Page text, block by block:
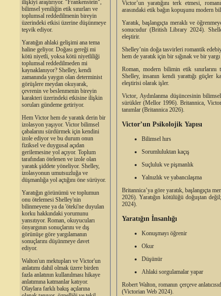
ilişkiyi araştırıyor. "Frankenstein",
bilimsel yeniliğin etik sınırları ve
toplumsal reddedilmenin bireyin
üzerindeki etkisi üzerine düşünmeye
teşvik ediyor.
Yaratığın ahlaki gelişimi ana tema
haline geliyor. Doğası gereği mi
kötü niyetli, yoksa kötü niyetliliği
toplumsal reddedilmeden mi
kaynaklanıyor? Shelley, kendi
zamanında yaygın olan determinist
görüşlere meydan okuyarak,
çevrenin ve beslenmenin bireyin
karakteri üzerindeki etkisine ilişkin
soruları gündeme getiriyor.
Hem Victor hem de yaratık derin bir
izolasyon yaşıyor. Victor bilimsel
çabalarını sürdürmek için kendini
izole ediyor ve bu durum onun
fiziksel ve duygusal açıdan
gerilemesine yol açıyor. Toplum
tarafından ötelenen ve izole olan
yaratık şiddete yöneliyor. Shelley,
izolasyonun umutsuzluğa ve
düşmanlığa yol açtığını öne sürüyor.
Yaratığın görünümü ve toplumun
onu ötelemesi Shelley'nin
bilinmeyene ya da 'öteki'ne duyulan
korku hakkındaki yorumunu
yansıtıyor. Roman, okuyucuları
önyargının sonuçlarını ve dış
görünüşe göre yargılamanın
sonuçlarını düşünmeye davet
ediyor.
Walton'un mektupları ve Victor'un
anlatımı dahil olmak üzere birden
fazla anlatının kullanılması hikaye
anlatımına katmanlar katıyor.
Olaylara farklı bakış açılarına
Victor’un yaratığını terk etmesi,
arasındaki etik bağın kopuşunu
Yaratık, başlangıçta meraklı ve
sonucudur (British Library 2024).
eleştirir.
Shelley’nin doğa tasvirleri romantik
hem de yaratık için bir sığınak ve bir yargı
Roman, modern bilimin etik
Shelley, insanın kendi yarattığı güçler
eleştirisi olarak işler.
Victor, Aydınlanma düşüncesinin
sürükler (Mellor 1996). Britannica,
tanımlar (Britannica 2026).
Victor’un Psikolojik Yapısı
Bilimsel hırs
Sorumluluktan kaçış
Suçluluk ve pişmanlık
Yalnızlık ve yabancılaşma
Britannica’ya göre yaratık, başlangıçta
2026). Yaratığın kötülüğü doğuştan
2024).
Yaratığın İnsanlığı
Konuşmayı öğrenir
Okur
Düşünür
Ahlaki sorgulamalar yapar
Robert Walton, romanın çerçeve
(Victorian Web 2024).